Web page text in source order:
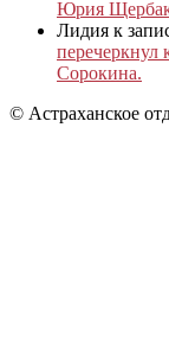
Юрия
Лидия к
Сорокина.
© Астраханское